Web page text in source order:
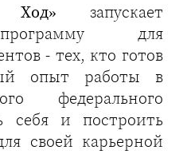
Ход» запускает
для
- тех, кто готов
опыт работы в
федерального
себя и построить
своей карьерной